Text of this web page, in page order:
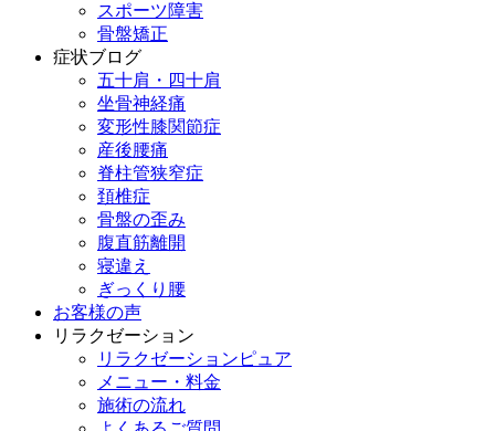
スポーツ障害
骨盤矯正
症状ブログ
五十肩・四十肩
坐骨神経痛
変形性膝関節症
産後腰痛
脊柱管狭窄症
頚椎症
骨盤の歪み
腹直筋離開
寝違え
ぎっくり腰
お客様の声
リラクゼーション
リラクゼーションピュア
メニュー・料金
施術の流れ